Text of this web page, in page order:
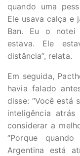
quando uma
Ele usava calça e
Ban. Eu o notei
estava. Ele
distância”, relata.
Em seguida,
havia falado
disse: “Você está
inteligência
considerar a
“Porque
Argentina está